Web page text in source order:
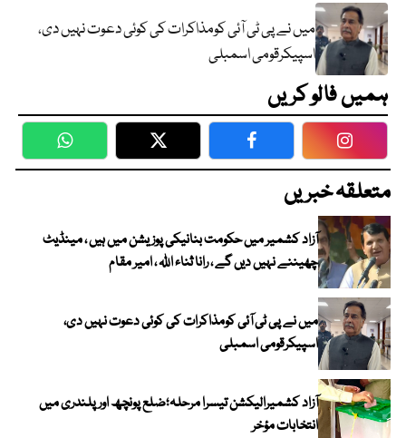
میں نے پی ٹی آئی کومذاکرات کی کوئی دعوت نہیں دی،
اسپیکرقومی اسمبلی
ہمیں فالو کریں
WhatsApp Twitter Facebook
متعلقہ خبریں
آزاد کشمیر میں حکومت بنانیکی پوزیشن میں ہیں ، مینڈیٹ
چھیننے نہیں دیں گے ، رانا ثناء اللہ ، امیر مقام
میں نے پی ٹی آئی کومذاکرات کی کوئی دعوت نہیں دی،
اسپیکرقومی اسمبلی
آزاد کشمیرالیکشن تیسرا مرحلہ؛ضلع پونچھ اور پلندری میں
انتخابات مؤخر